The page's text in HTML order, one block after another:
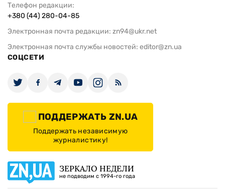
Телефон редакции:
+380 (44) 280-04-85
Электронная почта редакции: zn94@ukr.net
Электронная почта службы новостей: editor@zn.ua
СОЦСЕТИ
ПОДДЕРЖАТЬ ZN.UA
Поддержать независимую
журналистику!
ЗЕРКАЛО НЕДЕЛИ
не подводим с 1994-го года